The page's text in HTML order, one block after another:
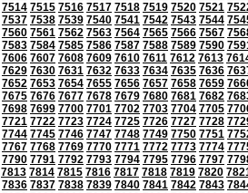
7514 7515 7516 7517 7518 7519 7520 7521
7537 7538 7539 7540 7541 7542 7543 7544
7560 7561 7562 7563 7564 7565 7566 7567
7583 7584 7585 7586 7587 7588 7589 7590
7606 7607 7608 7609 7610 7611 7612 7613
7629 7630 7631 7632 7633 7634 7635 7636
7652 7653 7654 7655 7656 7657 7658 7659
7675 7676 7677 7678 7679 7680 7681 7682
7698 7699 7700 7701 7702 7703 7704 7705
7721 7722 7723 7724 7725 7726 7727 7728
7744 7745 7746 7747 7748 7749 7750 7751
7767 7768 7769 7770 7771 7772 7773 7774
7790 7791 7792 7793 7794 7795 7796 7797
7813 7814 7815 7816 7817 7818 7819 7820
7836 7837 7838 7839 7840 7841 7842 7843